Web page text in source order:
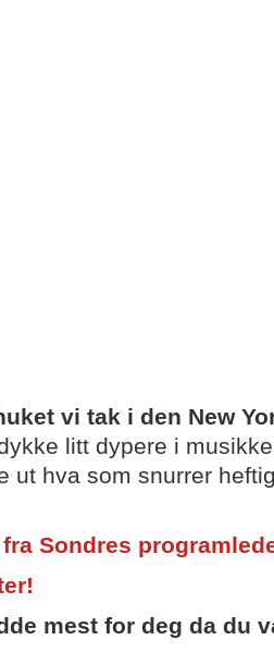
vi tak i den New
litt dypere i
ut hva som snurrer
Sondres
mest for deg da du